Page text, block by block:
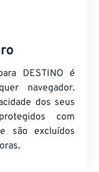
DESTINO é
navegador.
dos seus
com
são excluídos